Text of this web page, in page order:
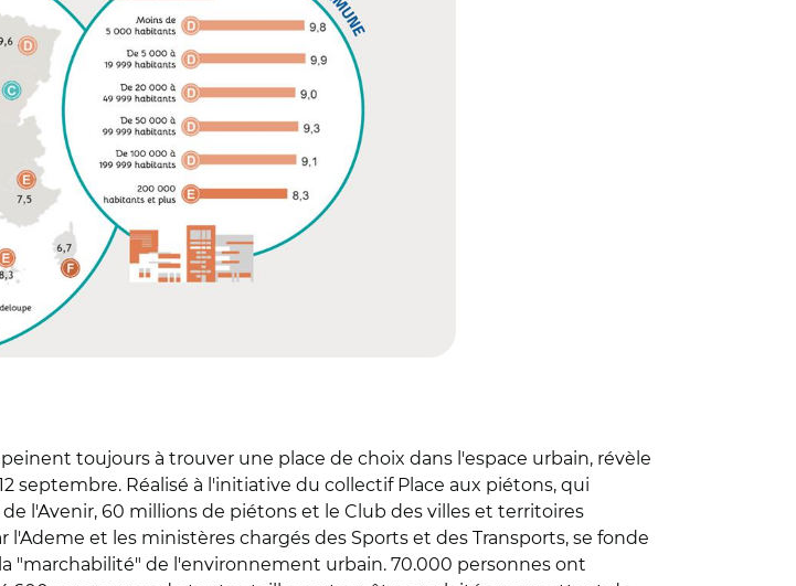
toujours à trouver une place de choix dans l'espace urbain, révèle
septembre. Réalisé à l'initiative du collectif Place aux piétons, qui
l'Avenir, 60 millions de piétons et le Club des villes et territoires
et les ministères chargés des Sports et des Transports, se fonde
"marchabilité" de l'environnement urbain. 70.000 personnes ont